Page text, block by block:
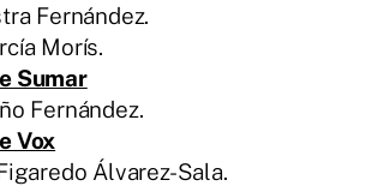
Fernández.
Morís.
Sumar
Fernández.
Vox
Álvarez-Sala.